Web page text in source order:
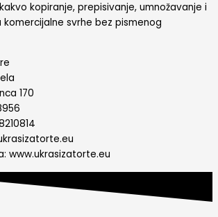
kopiranje, prepisivanje, umnožavanje i
komercijalne svrhe bez pismenog
170
www.ukrasizatorte.eu